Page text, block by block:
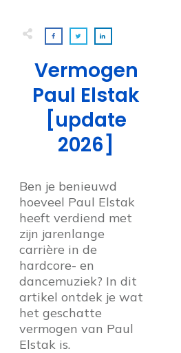
Vermogen
Paul Elstak
[update
2026]
Ben je benieuwd
hoeveel Paul Elstak
heeft verdiend met
zijn jarenlange
carrière in de
hardcore- en
dancemuziek? In dit
artikel ontdek je wat
het geschatte
vermogen van Paul
Elstak is.